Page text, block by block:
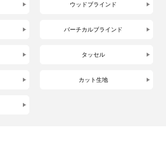
ウッドブラインド
バーチカルブラインド
タッセル
カット生地